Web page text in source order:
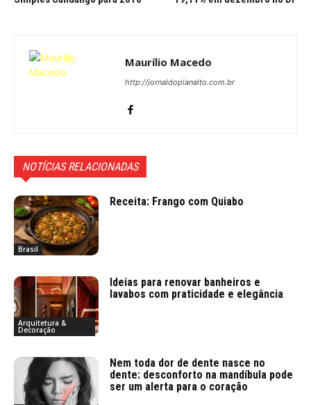
Maurílio Macedo
http://jornaldoplanalto.com.br
NOTÍCIAS RELACIONADAS
Brasil
Receita: Frango com Quiabo
Arquitetura &
Decoração
Ideias para renovar banheiros e
lavabos com praticidade e elegância
Nem toda dor de dente nasce no
dente: desconforto na mandíbula pode
ser um alerta para o coração